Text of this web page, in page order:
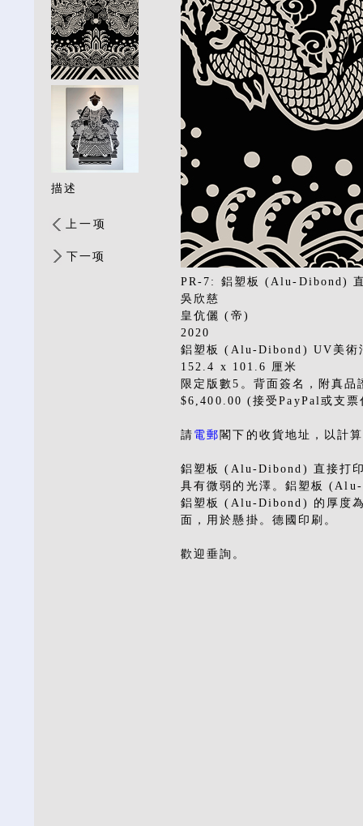
描述
上一项
下一项
PR-7: 鋁塑板 (Alu-Dibond)
吳欣慈
皇伉儷 (帝)
2020
鋁塑板 (Alu-Dibond) UV美術
152.4 x 101.6 厘米
限定版數5。背面簽名，附真品
$6,400.00 (接受PayPal或支票
請 電郵 閣下的收貨地址，以計
鋁塑板 (Alu-Dibond) 直接打
具有微弱的光澤。鋁塑板
鋁塑板 (Alu-Dibond) 的厚度
面，用於懸掛。德國印刷。
歡迎垂詢。